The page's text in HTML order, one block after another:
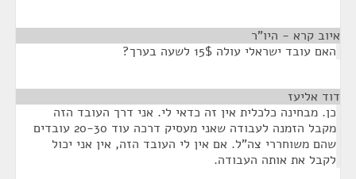
איוב קרא - היו"ר
האם עובד ישראלי עולה 15$ לשעה בערך?
דוד אליעז
כן. מבחינה כלכלית אין זה כדאי לי. אני דרך העובד הזה
מקבל הזמנה לעבודה שאני מעסיק דרכה עוד 20-30 עובדים
שהם משוחררי צה"ל. אם אין לי העובד הזה, אין אני יכול
לקבל את אותה העבודה.